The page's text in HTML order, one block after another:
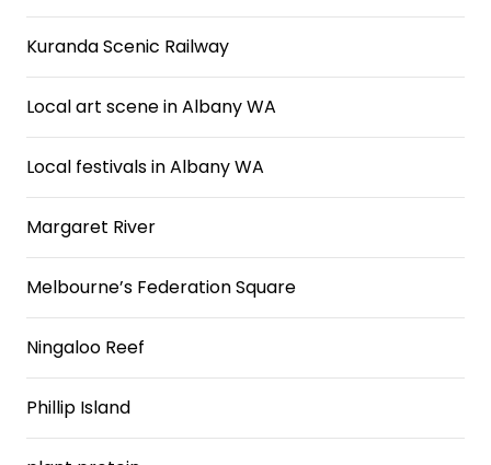
Kuranda Scenic Railway
Local art scene in Albany WA
Local festivals in Albany WA
Margaret River
Melbourne’s Federation Square
Ningaloo Reef
Phillip Island